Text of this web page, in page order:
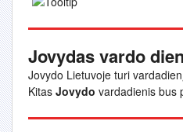
Jovydas vardo
Jovydo Lietuvoje turi
Kitas Jovydo vardadienis bus